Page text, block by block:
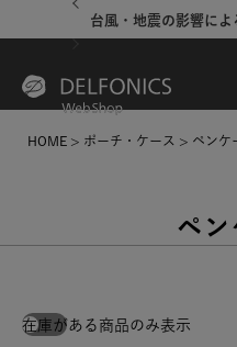
台風・地震の影響に
HOME ポーチ・ケース ペンケ
ペン
在庫がある商品のみ表示